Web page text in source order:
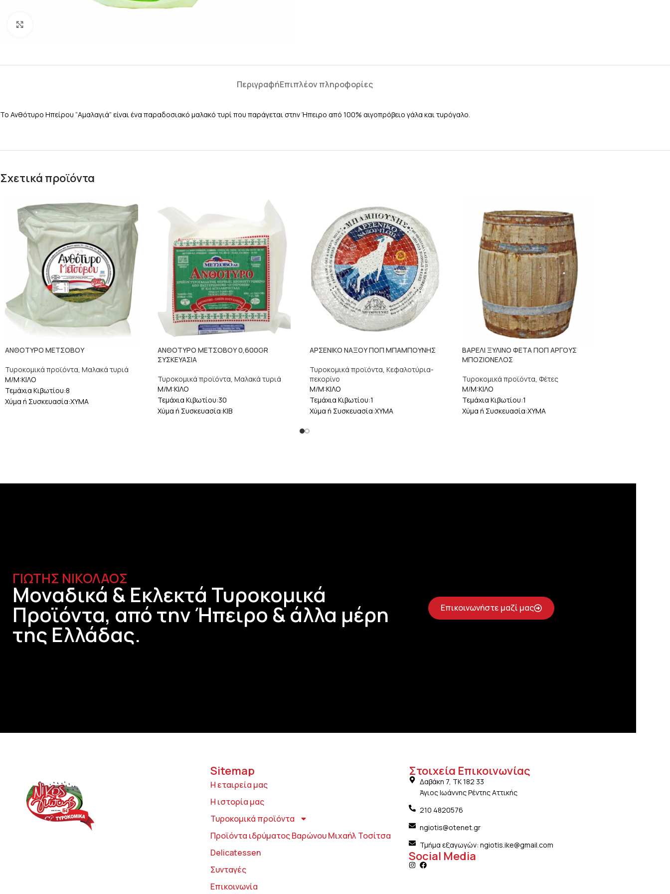
ΠεριγραφήΕπιπλέον πληροφορίες
Το Ανθότυρο Ηπείρου “Αμαλαγιά” είναι ένα παραδοσιακό μαλακό τυρί που παράγεται στην Ήπειρο από 100% αιγοπρόβειο γάλα και τυρόγαλο.
Σχετικά προϊόντα
ΑΝΘΟΤΥΡΟ ΜΕΤΣΟΒΟΥ
Τυροκομικά προϊόντα Μαλακά τυριά
M/M:ΚΙΛΟ
Τεμάχια Κιβωτίου:8
Χύμα ή Συσκευασία:ΧΥΜΑ
ΑΝΘΟΤΥΡΟ ΜΕΤΣΟΒΟΥ 0,600GR
ΣΥΣΚΕΥΑΣΙΑ
Τυροκομικά προϊόντα Μαλακά τυριά
M/M:ΚΙΛΟ
Τεμάχια Κιβωτίου:30
Χύμα ή Συσκευασία:ΚΙΒ
ΑΡΣΕΝΙΚΟ ΝΑΞΟΥ ΠΟΠ ΜΠΑΜΠΟΥΝΗΣ
Τυροκομικά προϊόντα Κεφαλοτύρια-
πεκορίνο
M/M:ΚΙΛΟ
Τεμάχια Κιβωτίου:1
Χύμα ή Συσκευασία:ΧΥΜΑ
ΒΑΡΕΛΙ ΞΥΛΙΝΟ ΦΕΤΑ ΠΟΠ ΑΡΓΟΥΣ
ΜΠΟΖΙΟΝΕΛΟΣ
Τυροκομικά προϊόντα Φέτες
M/M:ΚΙΛΟ
Τεμάχια Κιβωτίου:1
Χύμα ή Συσκευασία:ΧΥΜΑ
ΓΙΩΤΗΣ ΝΙΚΟΛΑΟΣ
Μοναδικά & Εκλεκτά Τυροκομικά
Προϊόντα, από την Ήπειρο & άλλα μέρη
της Ελλάδας.
Επικοινωνήστε μαζί μας
Sitemap
Η εταιρεία μας
Η ιστορία μας
Τυροκομικά προϊόντα
Προϊόντα ιδρύματος Βαρώνου Μιχαήλ Τοσίτσα
Delicatessen
Συνταγές
Επικοινωνία
Στοιχεία Επικοινωνίας
Δαβάκη 7, ΤΚ 182 33
Άγιος Ιωάννης Ρέντης Αττικής
210 4820576
ngiotis@otenet.gr
Τμήμα εξαγωγών: ngiotis.ike@gmail.com
Social Media